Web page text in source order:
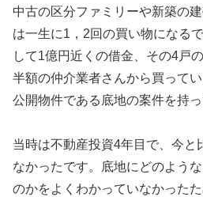
中古の区分ファミリーや新築の
は一生に1，2回の買い物になる
して1億円近くの借金、その4戸
半額の仲介業者さんから買って
公開物件である底地の案件を持っ
当時は不動産投資4年目で、今と
なかったです。底地にどのよう
のかをよくわかっていなかった